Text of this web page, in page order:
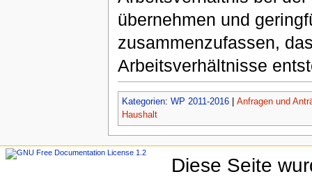
übernehmen und
zusammenzufassen,
Arbeitsverhältnisse
Kategorien: WP 2011-2016| Anfragen und
Haushalt
Diese Seite